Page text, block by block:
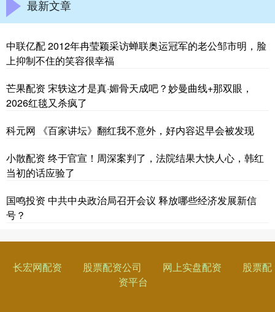
最新文章
中联亿配 2012年冉莹颖采访蝉联奥运冠军的老公邹市明，脸
上抑制不住的笑容很幸福
芒果配资 宋轶这才是真·媚骨天成吧？妙曼曲线+那双眼，
2026红毯又杀疯了
科元网 《百家讲坛》翻红我不意外，好内容迟早会被发现
小散配资 终于官宣！周深案判了，法院结果大快人心，韩红
当初的话应验了
国鸣投资 中共中央政治局召开会议 释放哪些经济发展新信
号？
长宏网配资 股票配资公司 网上实盘配资
股票配
资平台